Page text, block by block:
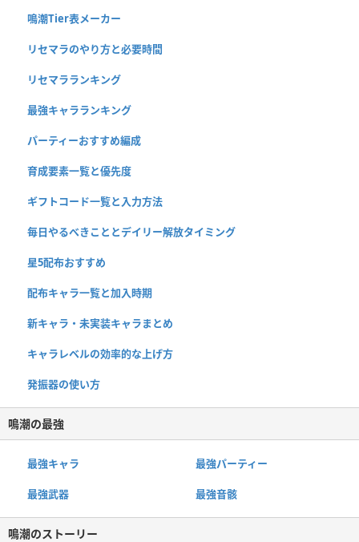
鳴潮Tier表メーカー
リセマラのやり方と必要時間
リセマラランキング
最強キャラランキング
パーティーおすすめ編成
育成要素一覧と優先度
ギフトコード一覧と入力方法
毎日やるべきこととデイリー解放タイミング
星5配布おすすめ
配布キャラ一覧と加入時期
新キャラ・未実装キャラまとめ
キャラレベルの効率的な上げ方
発振器の使い方
鳴潮の最強
最強キャラ 最強パーティー
最強武器 最強音骸
鳴潮のストーリー